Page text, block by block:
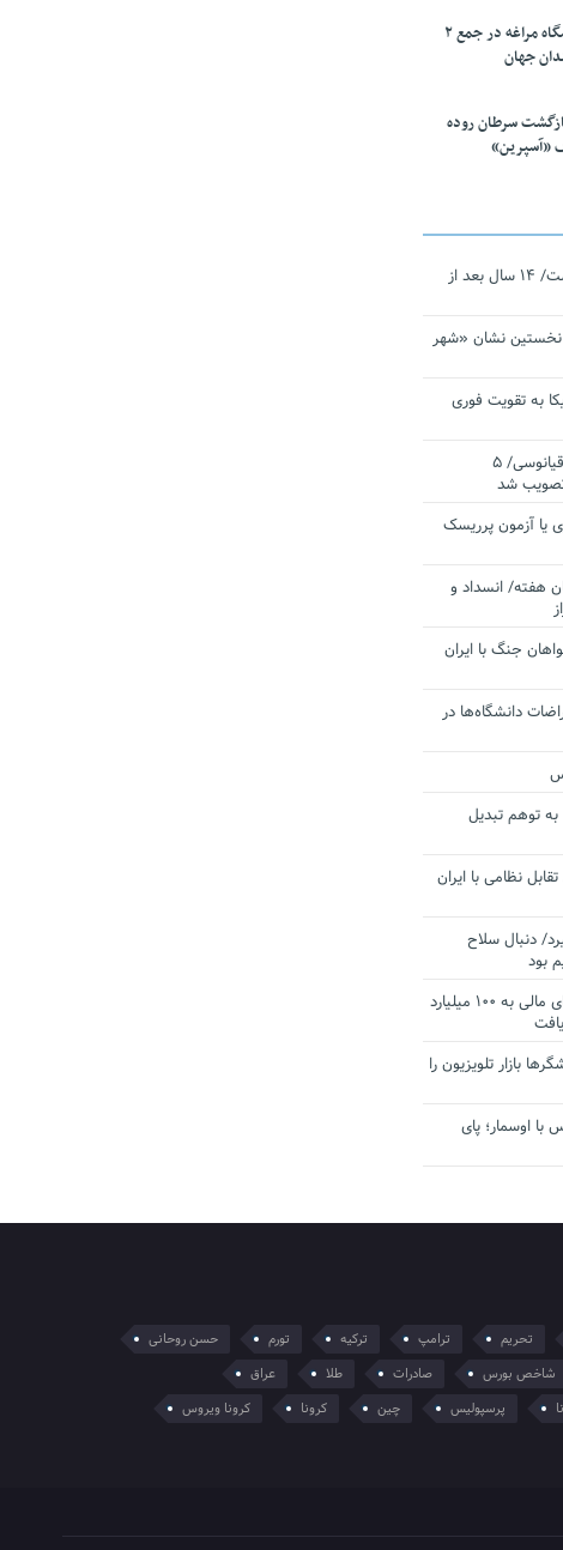
۱۰ محقق دانشگاه مراغه در جمع ۲
جهان
سرطان روده
«آسپرین»
نجات‌دهنده‌ همچنان در آیینه است/ ۱۴ سال بعد از
نشان «شهر
به تقویت فوری
اقتدار ناوگروه ۱۰۳ در مأموریت‌ اقیانوسی/ ۵
تصویب شد
یا آزمون پرریسک
هفته/ انسداد و
جنگ با ایران
دانشگاه‌ها در
به توهم تبدیل
نظامی با ایران
دنبال سلاح
بود
آستانه الزام به دریافت صورت های مالی به ۱۰۰ میلیارد
بازار تلویزیون را
با اوسمار؛ پای
تحریم ترامپ ترکیه تورم
حسن روحانی
شاخص بورس صادرات طلا
عراق
پرسپولیس چین کرونا
کرونا ویروس